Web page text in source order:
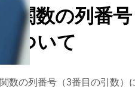
関数の列番号
ついて
数の列番号（3番目の引数）